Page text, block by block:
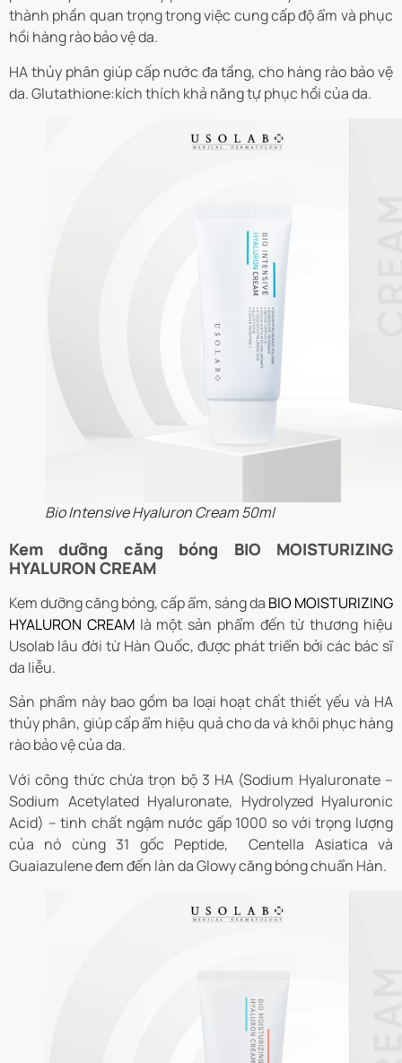
thành phần quan trọng trong việc cung cấp độ ẩm và phục
hồi hàng rào bảo vệ da.
HA thủy phân giúp cấp nước đa tầng, cho hàng rào bảo vệ
da. Glutathione:kích thích khả năng tự phục hồi của da.
Bio Intensive Hyaluron Cream 50ml
Kem dưỡng căng bóng BIO MOISTURIZING
HYALURON CREAM
Kem dưỡng căng bóng, cấp ẩm, sáng da BIO MOISTURIZING
HYALURON CREAMlà một sản phẩm đến từ thương hiệu
Usolab lâu đời từ Hàn Quốc, được phát triển bởi các bác sĩ
da liễu.
Sản phẩm này bao gồm ba loại hoạt chất thiết yếu và HA
thủy phân, giúp cấp ẩm hiệu quả cho da và khôi phục hàng
rào bảo vệ của da.
Với công thức chứa trọn bộ 3 HA (Sodium Hyaluronate –
Sodium Acetylated Hyaluronate, Hydrolyzed Hyaluronic
Acid) – tinh chất ngậm nước gấp 1000 so với trọng lượng
của nó cùng 31 gốc Peptide, Centella Asiatica và
Guaiazulene đem đến làn da Glowy căng bóng chuẩn Hàn.